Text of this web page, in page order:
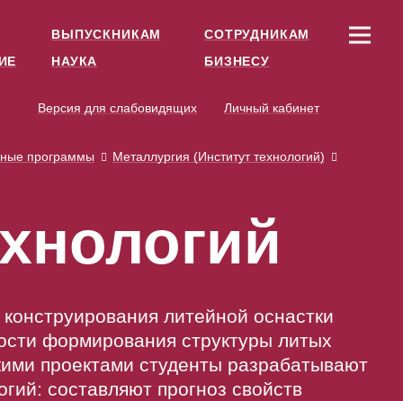
ВЫПУСКНИКАМ
СОТРУДНИКАМ
НАУКА БИЗНЕСУ
Версия для слабовидящих Личный кабинет
программы Металлургия (Институт технологий)
литейной оснастки
формирования структуры литых
проектами студенты разрабатывают
составляют прогноз свойств